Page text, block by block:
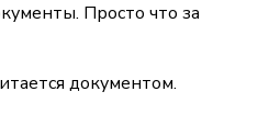
Просто что за
документом.